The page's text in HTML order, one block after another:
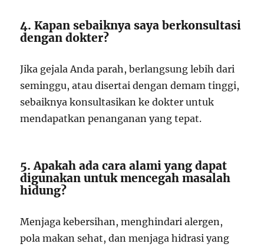
4. Kapan sebaiknya saya berkonsultasi
dengan dokter?
Jika gejala Anda parah, berlangsung lebih dari
seminggu, atau disertai dengan demam tinggi,
sebaiknya konsultasikan ke dokter untuk
mendapatkan penanganan yang tepat.
5. Apakah ada cara alami yang dapat
digunakan untuk mencegah masalah
hidung?
Menjaga kebersihan, menghindari alergen,
pola makan sehat, dan menjaga hidrasi yang